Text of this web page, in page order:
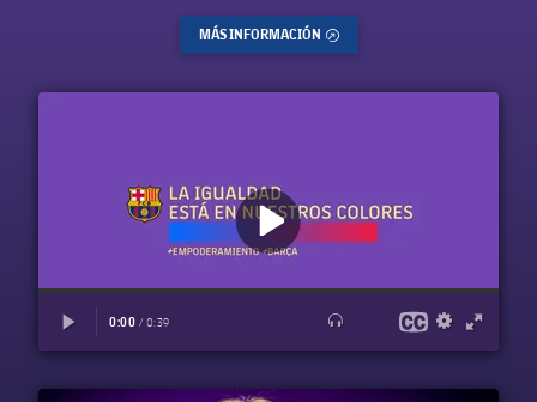
MÁS INFORMACIÓN ENLACE EXTERNO